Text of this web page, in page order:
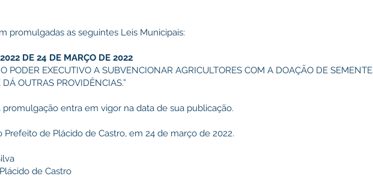
promulgadas as seguintes Leis Municipais:
DE 24 DE MARÇO DE 2022
PODER EXECUTIVO A SUBVENCIONAR AGRICULTORES COM A DOAÇÃO DE
OUTRAS PROVIDÊNCIAS.”
promulgação entra em vigor na data de sua publicação.
Prefeito de Plácido de Castro, em 24 de março de 2022.
de Castro